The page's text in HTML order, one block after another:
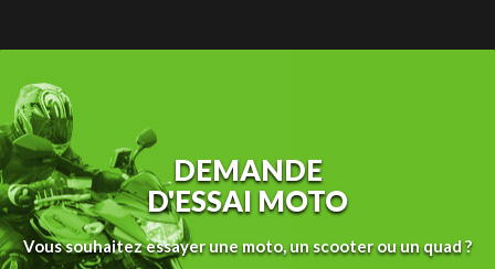
DEMANDE
D'ESSAI MOTO
Vous souhaitez essayer une moto, un scooter ou un quad ?